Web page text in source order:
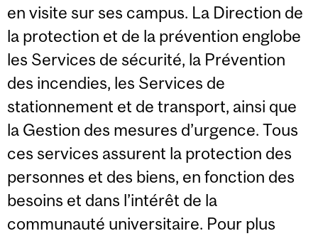
en visite sur ses campus. La Direction de
la protection et de la prévention englobe
les Services de sécurité, la Prévention
des incendies, les Services de
stationnement et de transport, ainsi que
la Gestion des mesures d’urgence. Tous
ces services assurent la protection des
personnes et des biens, en fonction des
besoins et dans l’intérêt de la
communauté universitaire. Pour plus